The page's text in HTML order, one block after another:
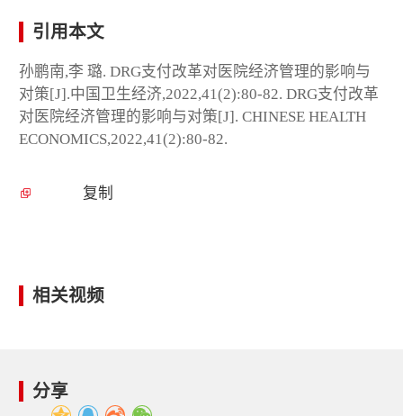
引用本文
孙鹏南,李 璐. DRG支付改革对医院经济管理的影响与
对策[J].中国卫生经济,2022,41(2):80-82. DRG支付改革
对医院经济管理的影响与对策[J]. CHINESE HEALTH
ECONOMICS,2022,41(2):80-82.
复制
相关视频
分享